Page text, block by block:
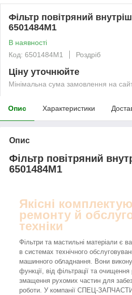
Фільтр повітряний
6501484M1
В наявності
Код: 6501484M1
Роздріб
Ціну уточнюйте
Мінімальна сума замовлення на
Опис Характеристики
Опис
Фільтр повітряний
6501484M1
Якісні
ремонту й
техніки
Фільтри та мастильні матеріали є
в системах технічного
машинного обладнання. Вони
функції, від фільтрації та очищення
змащення рухомих частин для
роботи. У компанії СПЕЦ-